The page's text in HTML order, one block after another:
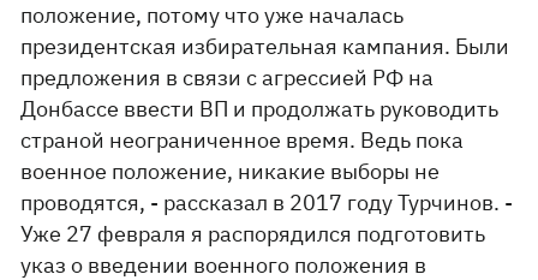
положение, потому что уже началась
президентская избирательная кампания. Были
предложения в связи с агрессией РФ на
Донбассе ввести ВП и продолжать руководить
страной неограниченное время. Ведь пока
военное положение, никакие выборы не
проводятся, - рассказал в 2017 году Турчинов. -
Уже 27 февраля я распорядился подготовить
указ о введении военного положения в